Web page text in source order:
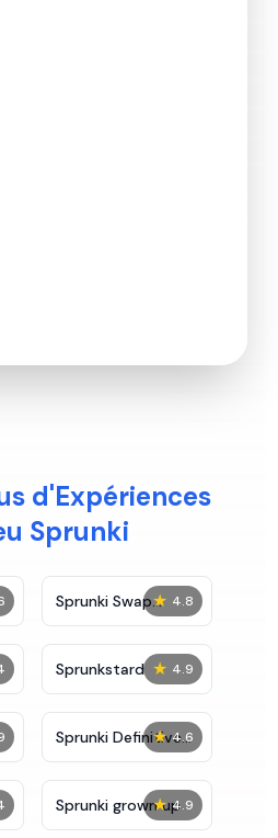
d'Expériences
Sprunki
★ 4.8
Sprunki Swap
Showcase
★ 4.9
Sprunkstard
★ 4.6
Sprunki Definitive
Phase 7
★ 4.9
Sprunki grown up